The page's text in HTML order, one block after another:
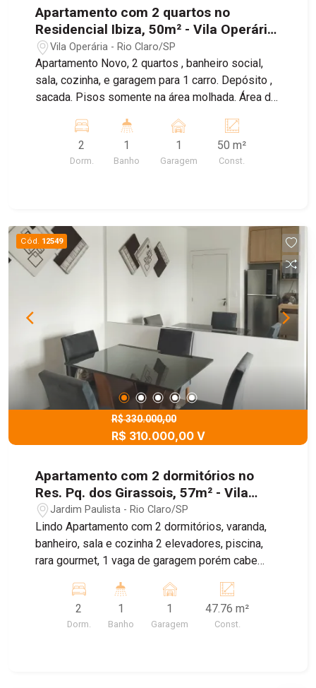
Apartamento com 2 quartos no
Residencial Ibiza, 50m² - Vila Operária,
Rio Claro/SP
Vila Operária - Rio Claro/SP
Apartamento Novo, 2 quartos , banheiro social,
sala, cozinha, e garagem para 1 carro. Depósito ,
sacada. Pisos somente na área molhada. Área de
espaço pets, salão de festas, playground.
2
Dorm.
1
Banho
1
Garagem
50 m²
Const.
Cód. 12549
R$ 330.000,00
R$ 310.000,00 V
Apartamento com 2 dormitórios no
Res. Pq. dos Girassois, 57m² - Vila
Paulista, Rio Claro/SP
Jardim Paulista - Rio Claro/SP
Lindo Apartamento com 2 dormitórios, varanda,
banheiro, sala e cozinha 2 elevadores, piscina,
rara gourmet, 1 vaga de garagem porém cabe
mercadinho,área pet
2
Dorm.
1
Banho
1
Garagem
47.76 m²
Const.